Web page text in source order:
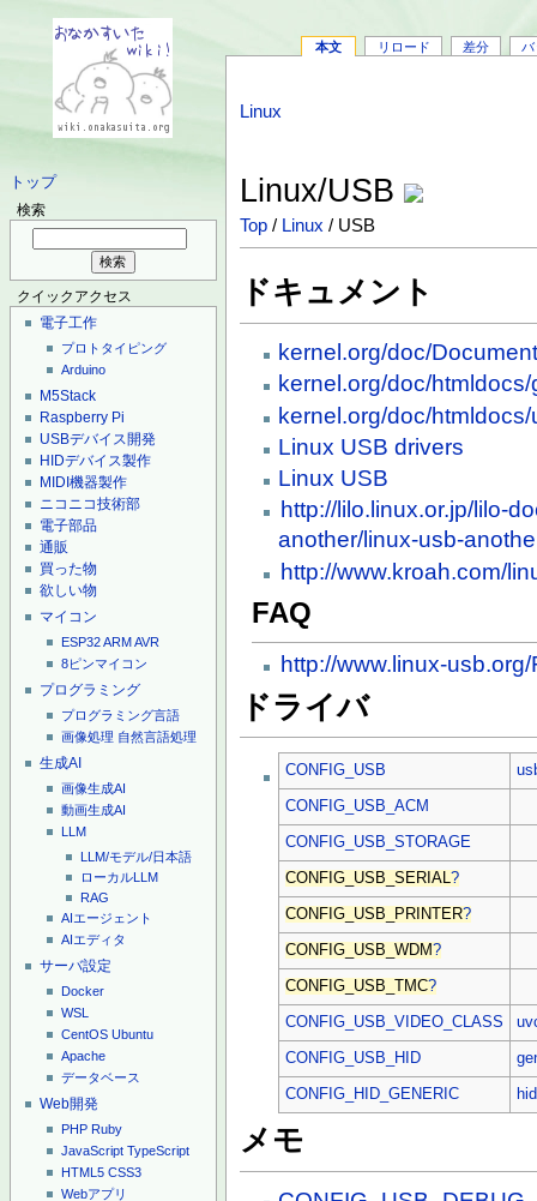
トップ
検索
クイックアクセス
電子工作
プロトタイピング
Arduino
M5Stack
Raspberry Pi
USBデバイス開発
HIDデバイス製作
MIDI機器製作
ニコニコ技術部
電子部品
通販
買った物
欲しい物
マイコン
ESP32ARMAVR
8ピンマイコン
プログラミング
プログラミング言語
画像処理 自然言語処理
生成AI
画像生成AI
動画生成AI
LLM
LLM/モデル/日本語
ローカルLLM
RAG
AIエージェント
AIエディタ
サーバ設定
Docker
WSL
CentOS Ubuntu
Apache
データベース
Web開発
PHP Ruby
JavaScript TypeScript
HTML5 CSS3
Webアプリ
本文 リロード 差分 バ
Linux
Linux/USB
Top / Linux / USB
ドキュメント
kernel.org/doc/
kernel.org/doc/
kernel.org/doc/htmldocs/
Linux USB drivers
Linux USB
http://lilo.linux.or.jp/lilo-
another/linux-usb-
http://www.kroah.com/
FAQ
http://www.linux-
ドライバ
CONFIG_USB
CONFIG_USB_ACM
CONFIG_USB_STORAGE
CONFIG_USB_SERIAL?
CONFIG_USB_PRINTER?
CONFIG_USB_WDM?
CONFIG_USB_TMC?
CONFIG_USB_VIDEO_CLASS
CONFIG_USB_HID
CONFIG_HID_GENERIC
メモ